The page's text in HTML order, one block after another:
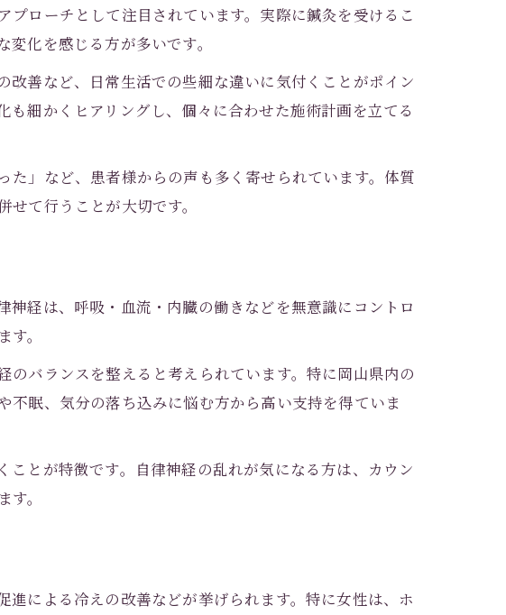
ツ
ト
理由
ローチ
果
ット
ローチとして注目されています。実際に鍼灸を受けるこ
化を感じる方が多いです。
善など、日常生活での些細な違いに気付くことがポイン
細かくヒアリングし、個々に合わせた施術計画を立てる
」など、患者様からの声も多く寄せられています。体質
て行うことが大切です。
経は、呼吸・血流・内臓の働きなどを無意識にコントロ
。
バランスを整えると考えられています。特に岡山県内の
眠、気分の落ち込みに悩む方から高い支持を得ていま
とが特徴です。自律神経の乱れが気になる方は、カウン
。
による冷えの改善などが挙げられます。特に女性は、ホ